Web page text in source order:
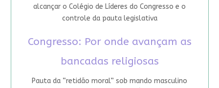
alcançar o Colégio de Líderes do Congresso e o
controle da pauta legislativa
Congresso: Por onde avançam as
bancadas religiosas
Pauta da “retidão moral” sob mando masculino